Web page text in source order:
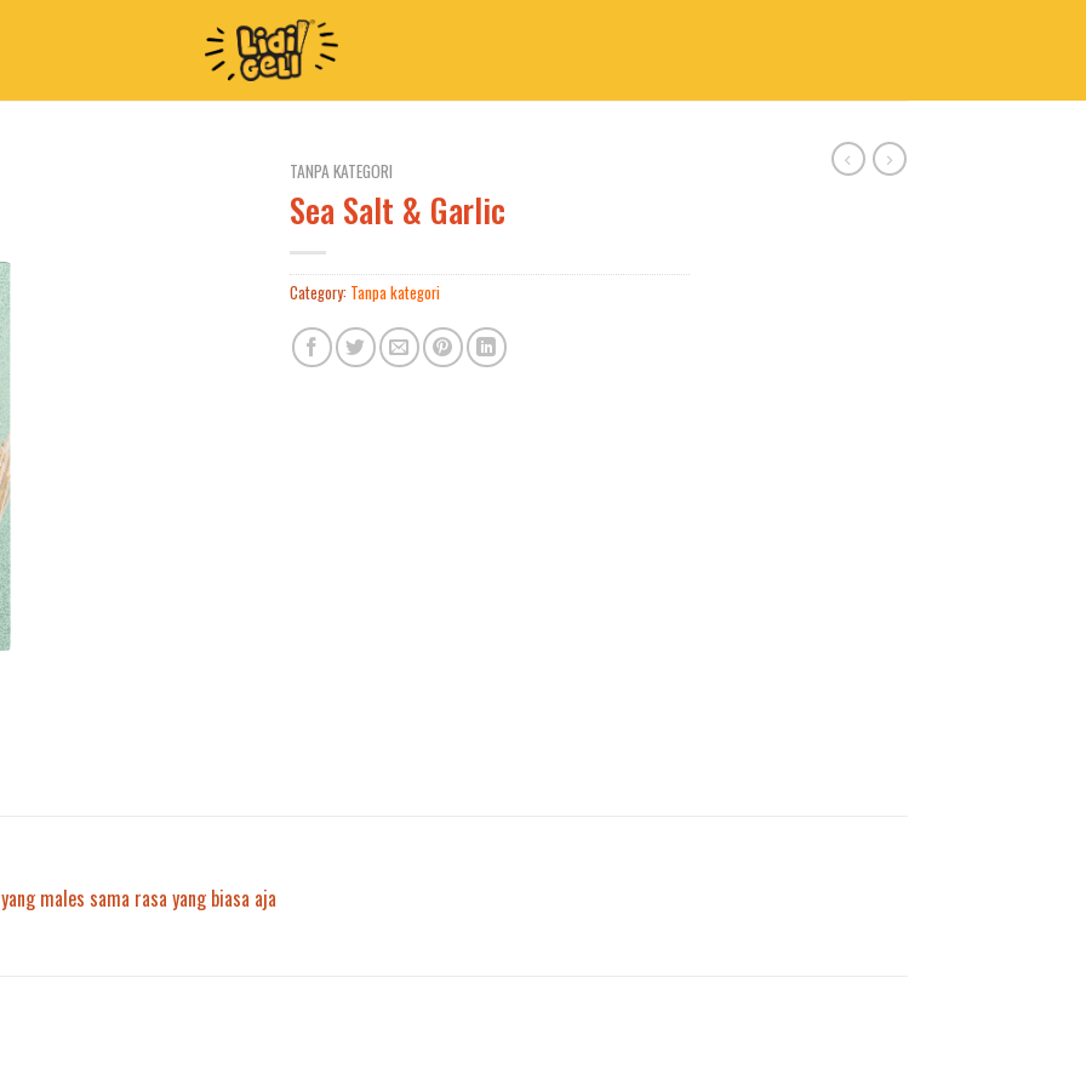
TANPA KATEGORI
Sea Salt & Garlic
Category: Tanpa kategori
males sama rasa yang biasa aja